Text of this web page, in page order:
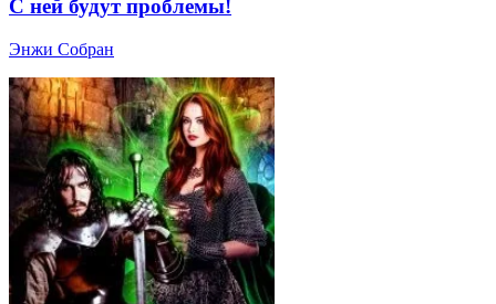
С ней будут проблемы!
Энжи Собран